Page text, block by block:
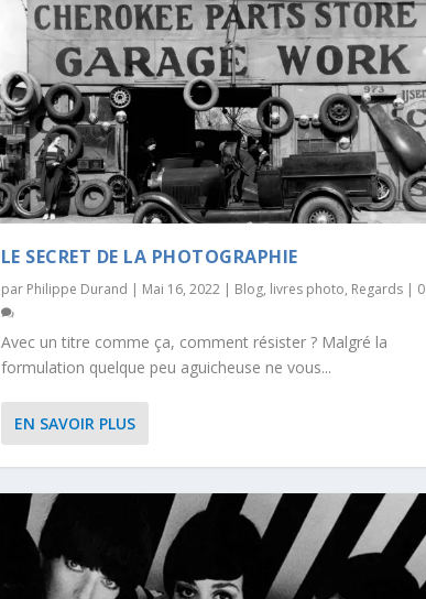
LE SECRET DE LA PHOTOGRAPHIE
par Philippe Durand | Mai 16, 2022| Blog, livres photo, Regards| 0
Avec un titre comme ça, comment résister ? Malgré la
formulation quelque peu aguicheuse ne vous...
EN SAVOIR PLUS